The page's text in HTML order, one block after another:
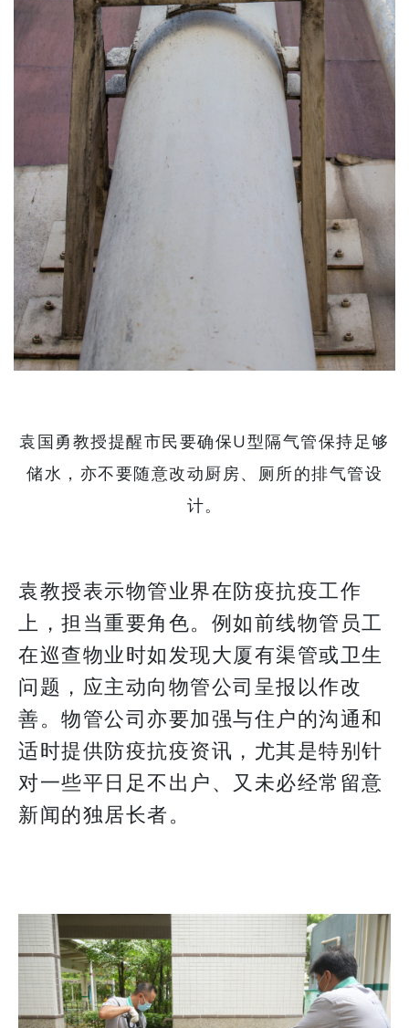
袁国勇教授提醒市民要确保U型隔气管保持足够
储水，亦不要随意改动厨房、厕所的排气管设
计。
袁教授表示物管业界在防疫抗疫工作
上，担当重要角色。例如前线物管员工
在巡查物业时如发现大厦有渠管或卫生
问题，应主动向物管公司呈报以作改
善。物管公司亦要加强与住户的沟通和
适时提供防疫抗疫资讯，尤其是特别针
对一些平日足不出户、又未必经常留意
新闻的独居长者。